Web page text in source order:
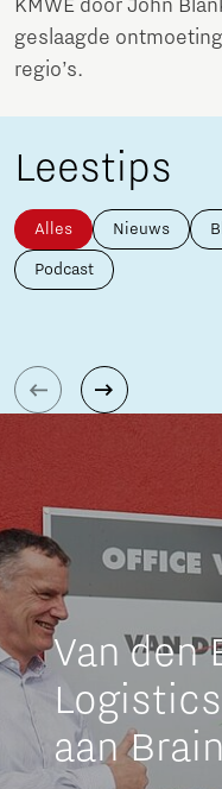
KMWE door John
geslaagde
regio’s.
Leestips
Alles Nieuws
Podcast
Van den
aan